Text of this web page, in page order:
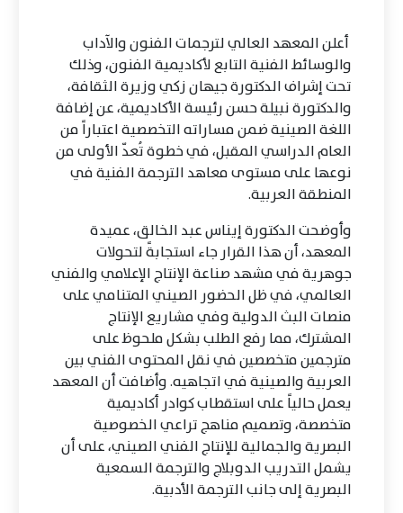
أعلن المعهد العالي لترجمات الفنون والآداب
والوسائط الفنية التابع لأكاديمية الفنون، وذلك
تحت إشراف الدكتورة جيهان زكي وزيرة الثقافة،
والدكتورة نبيلة حسن رئيسة الأكاديمية، عن إضافة
اللغة الصينية ضمن مساراته التخصصية اعتباراً من
العام الدراسي المقبل، في خطوة تُعدّ الأولى من
نوعها على مستوى معاهد الترجمة الفنية في
المنطقة العربية.
وأوضحت الدكتورة إيناس عبد الخالق، عميدة
المعهد، أن هذا القرار جاء استجابةً لتحولات
جوهرية في مشهد صناعة الإنتاج الإعلامي والفني
العالمي، في ظل الحضور الصيني المتنامي على
منصات البث الدولية وفي مشاريع الإنتاج
المشترك، مما رفع الطلب بشكل ملحوظ على
مترجمين متخصصين في نقل المحتوى الفني بين
العربية والصينية في اتجاهيه. وأضافت أن المعهد
يعمل حالياً على استقطاب كوادر أكاديمية
متخصصة، وتصميم مناهج تراعي الخصوصية
البصرية والجمالية للإنتاج الفني الصيني، على أن
يشمل التدريب الدوبلاج والترجمة السمعية
البصرية إلى جانب الترجمة الأدبية.